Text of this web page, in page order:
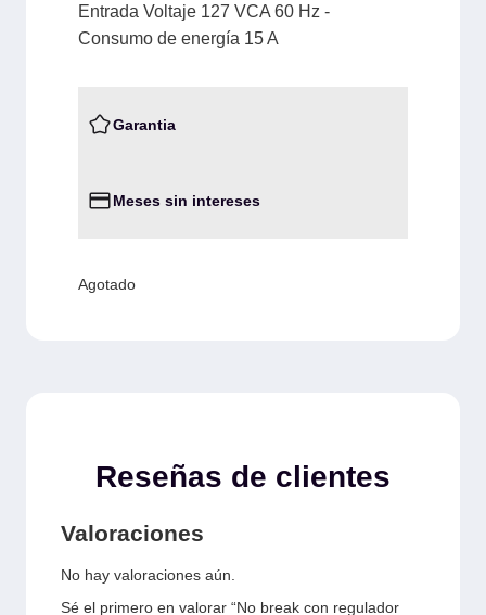
Entrada Voltaje 127 VCA 60 Hz -
Consumo de energía 15 A
Garantia
Meses sin intereses
Agotado
Reseñas de clientes
Valoraciones
No hay valoraciones aún.
Sé el primero en valorar “No break con regulador